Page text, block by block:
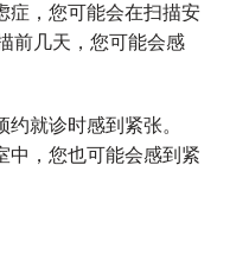
症，您可能会在扫描安
前几天，您可能会感
就诊时感到紧张。
中，您也可能会感到紧